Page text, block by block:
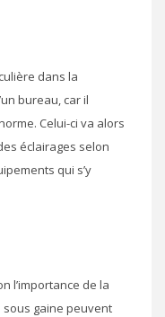
dans la
bureau, car il
Celui-ci va alors
éclairages selon
qui s’y
l’importance de la
gaine peuvent